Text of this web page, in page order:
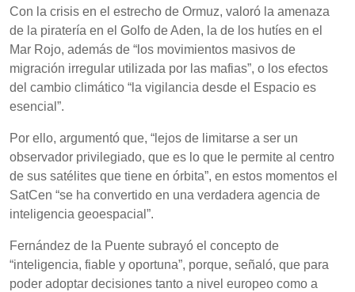
Con la crisis en el estrecho de Ormuz, valoró la amenaza
de la piratería en el Golfo de Aden, la de los hutíes en el
Mar Rojo, además de “los movimientos masivos de
migración irregular utilizada por las mafias”, o los efectos
del cambio climático “la vigilancia desde el Espacio es
esencial”.
Por ello, argumentó que, “lejos de limitarse a ser un
observador privilegiado, que es lo que le permite al centro
de sus satélites que tiene en órbita”, en estos momentos el
SatCen “se ha convertido en una verdadera agencia de
inteligencia geoespacial”.
Fernández de la Puente subrayó el concepto de
“inteligencia, fiable y oportuna”, porque, señaló, que para
poder adoptar decisiones tanto a nivel europeo como a